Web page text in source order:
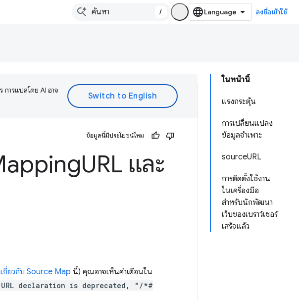
/ ลงชื่อเข้าใช้
ในหน้านี้
แรงกระตุ้น
การเปลี่ยนแปลง
ข้อมูลจำเพาะ
sourceURL
การติดตั้งใช้งาน
ในเครื่องมือ
สำหรับนักพัฒนา
เว็บของเบราว์เซอร์
เสร็จแล้ว
การแปลโดย AI อาจ
ข้อมูลนี้มีประโยชน์ไหม
URL และ
กี่ยวกับ Source Map นี้) คุณอาจเห็นคำเตือนใน
URL declaration is deprecated, "/*#